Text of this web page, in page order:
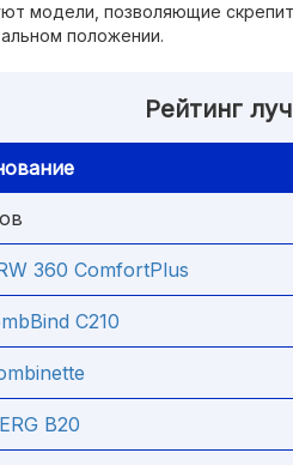
модели, позволяющие
положении.
Рейтинг
360 ComfortPlus
C210
B20